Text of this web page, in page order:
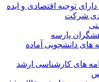
توجیه اقتصادی و ایده
شرکت
پارسه
های دانشجویی آماده
های کارشناسی ارشد